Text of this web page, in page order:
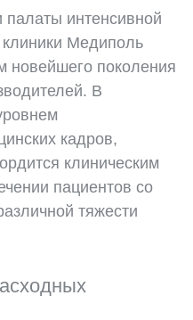
интенсивной
клиники Медиполь
новейшего поколения
В
кадров,
клиническим
пациентов со
тяжести